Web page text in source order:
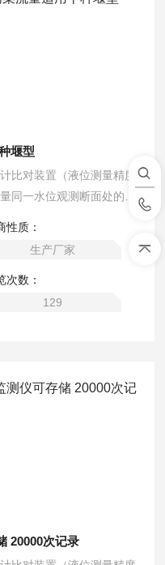
堰型
比对装置（液位测量精度
同一水位观测断面处的液
选取最大的Hi作为流量计
量适用十种堰型
性质：
生产厂家
次数：
129
20000次记录